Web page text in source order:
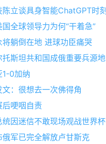
陈立谈具身智能ChatGPT时刻
全球领导力为何“干着急”
将躺倒在地 进球功臣痛哭
托斯坦共和国成俄重要兵源地
1-0加纳
文：很想去一次佛得角
后哽咽自责
统因迷信不敢现场观战世界杯
俄军已完全解放卢甘斯克